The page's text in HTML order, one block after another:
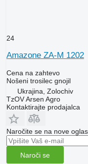
24
Amazone ZA-M 1202
Cena na zahtevo
Nošeni trosilec gnojil
Ukrajina, Zolochiv
TzOV Arsen Agro
Kontaktirajte prodajalca
Naročite se na nove
Naroči se